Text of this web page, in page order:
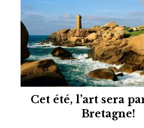
Cet été, l’art sera
Bretagne!